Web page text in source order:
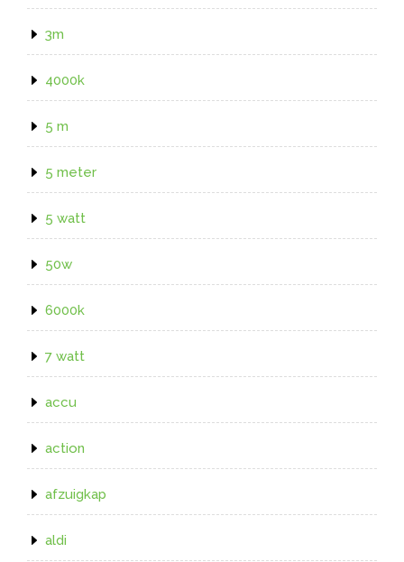
3m
4000k
5 m
5 meter
5 watt
50w
6000k
7 watt
accu
action
afzuigkap
aldi